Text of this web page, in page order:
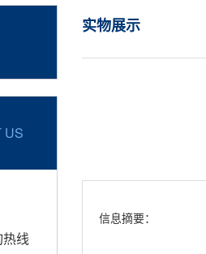
US
线
实物展示
信息摘要：